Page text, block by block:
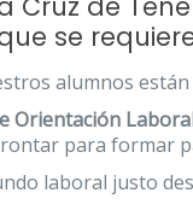
se
alumnos están
Orientación
para formar
laboral justo